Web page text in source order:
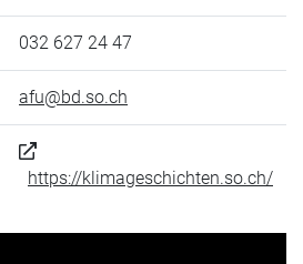
032 627 24 47
afu@bd.so.ch
https://klimageschichten.so.ch/